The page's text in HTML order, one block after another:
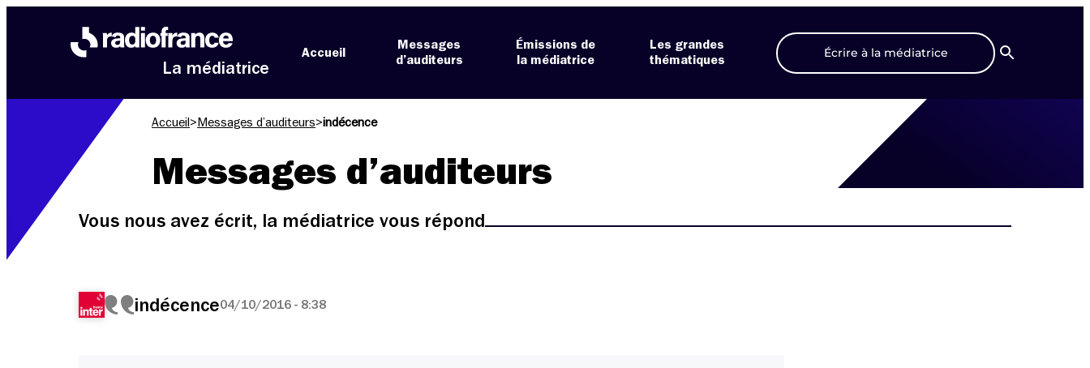
La médiatrice
Accueil
Messages
d’auditeurs
Émissions de
la médiatrice
Les grandes
thématiques
Écrire à la médiatrice
Recherche
Accueil > Messages d’auditeurs>indécence
Messages d’auditeurs
Vous nous avez écrit, la médiatrice vous répond
indécence04/10/2016 - 8:38